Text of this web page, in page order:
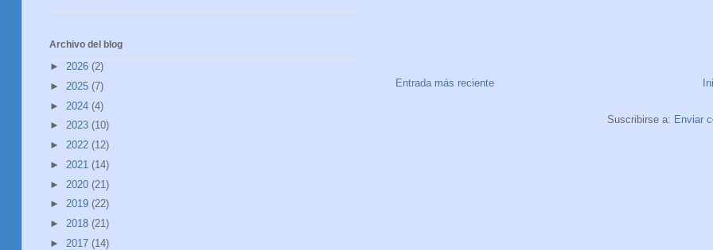
Entrada más reciente
Suscribirse a: Enviar
Archivo del blog
► 2026 (2)
► 2025 (7)
► 2024 (4)
► 2023 (10)
► 2022 (12)
► 2021 (14)
► 2020 (21)
► 2019 (22)
► 2018 (21)
► 2017 (14)